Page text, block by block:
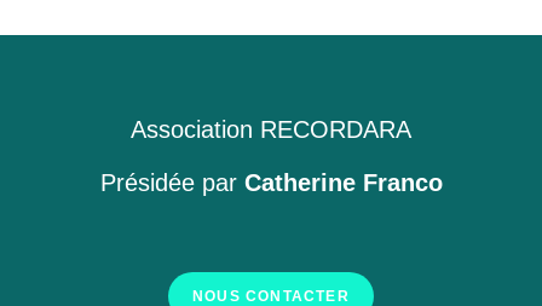
search
Association RECORDARA
Présidée par Catherine Franco
NOUS CONTACTER